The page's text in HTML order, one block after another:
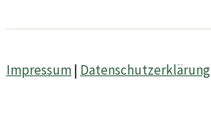
Impressum| Datenschutzerklärung